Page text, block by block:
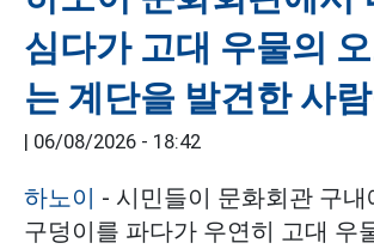
심다가 고대 우물의
는 계단을 발견한 사
| 06/08/2026 - 18:42
하노이 - 시민들이 문화회관 구내
구덩이를 파다가 우연히 고대 우